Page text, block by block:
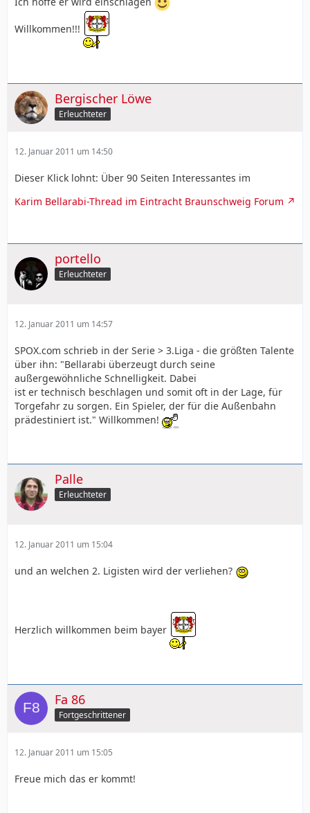
Willkommen!!!
Bergischer Löwe
Erleuchteter
12. Januar 2011 um 14:50
Dieser Klick lohnt: Über 90 Seiten Interessantes im
Karim Bellarabi-Thread im Eintracht Braunschweig Forum
portello
Erleuchteter
12. Januar 2011 um 14:57
SPOX.com schrieb in der Serie > 3.Liga - die größten Talente
über ihn: "Bellarabi überzeugt durch seine
außergewöhnliche Schnelligkeit. Dabei
ist er technisch beschlagen und somit oft in der Lage, für
Torgefahr zu sorgen. Ein Spieler, der für die Außenbahn
prädestiniert ist." Willkommen!
Palle
Erleuchteter
12. Januar 2011 um 15:04
und an welchen 2. Ligisten wird der verliehen?
Herzlich willkommen beim bayer
Fa 86
Fortgeschrittener
12. Januar 2011 um 15:05
Freue mich das er kommt!